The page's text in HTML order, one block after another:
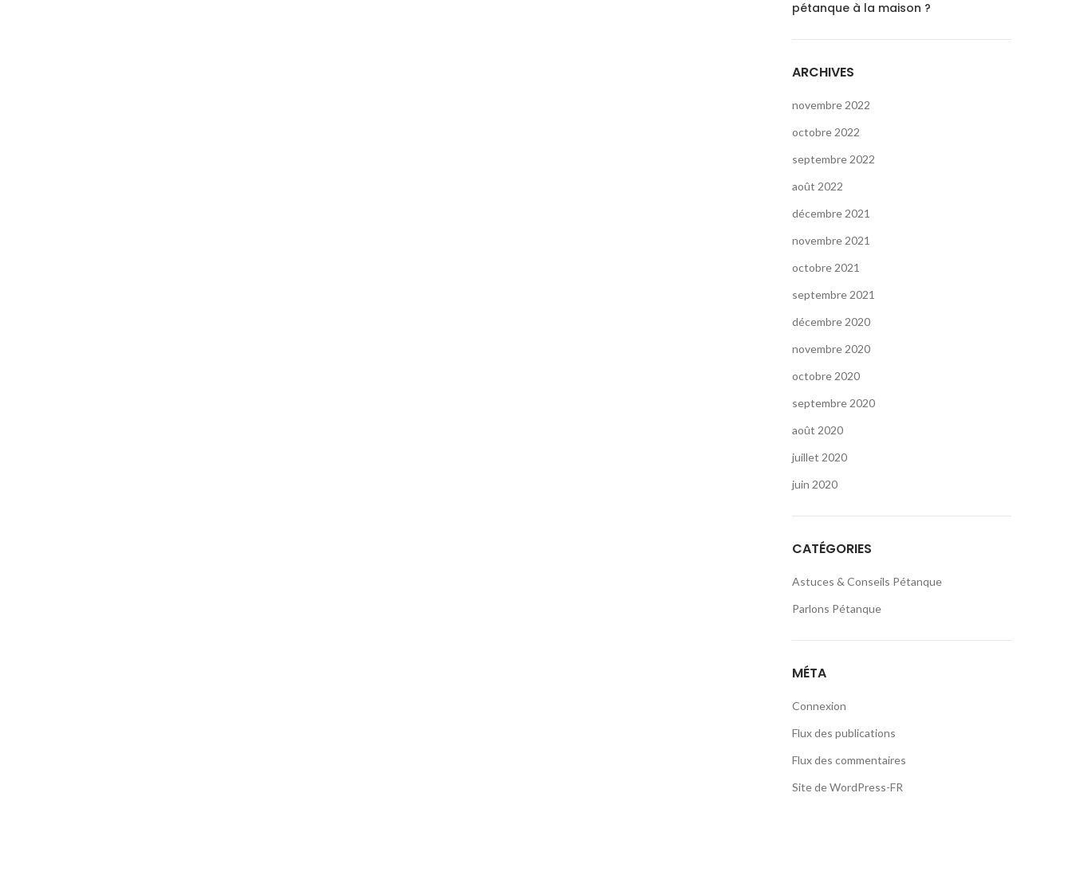
pétanque à la maison ?
ARCHIVES
novembre 2022
octobre 2022
septembre 2022
août 2022
décembre 2021
novembre 2021
octobre 2021
septembre 2021
décembre 2020
novembre 2020
octobre 2020
septembre 2020
août 2020
juillet 2020
juin 2020
CATÉGORIES
Astuces & Conseils Pétanque
Parlons Pétanque
MÉTA
Connexion
Flux des publications
Flux des commentaires
Site de WordPress-FR